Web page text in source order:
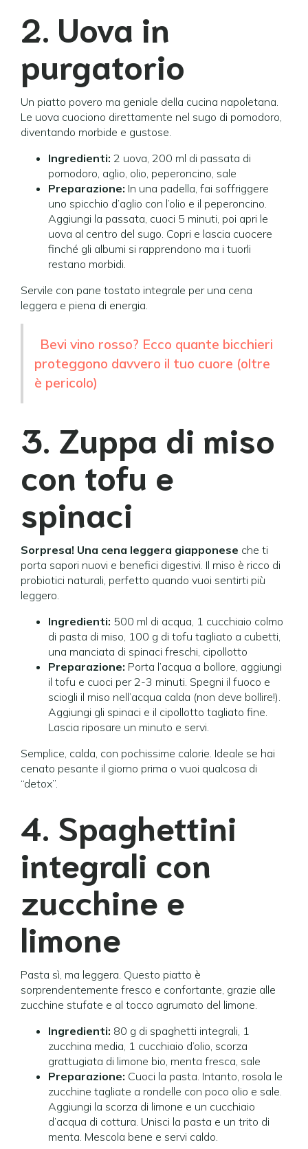
2. Uova in
purgatorio
Un piatto povero ma geniale della cucina napoletana.
Le uova cuociono direttamente nel sugo di pomodoro,
diventando morbide e gustose.
Ingredienti: 2 uova, 200 ml di passata di
pomodoro, aglio, olio, peperoncino, sale
Preparazione: In una padella, fai soffriggere
uno spicchio d’aglio con l’olio e il peperoncino.
Aggiungi la passata, cuoci 5 minuti, poi apri le
uova al centro del sugo. Copri e lascia cuocere
finché gli albumi si rapprendono ma i tuorli
restano morbidi.
Servile con pane tostato integrale per una cena
leggera e piena di energia.
Bevi vino rosso? Ecco quante bicchieri
proteggono davvero il tuo cuore (oltre
è pericolo)
3. Zuppa di miso
con tofu e
spinaci
Sorpresa! Una cena leggera giapponese che ti
porta sapori nuovi e benefici digestivi. Il miso è ricco di
probiotici naturali, perfetto quando vuoi sentirti più
leggero.
Ingredienti: 500 ml di acqua, 1 cucchiaio colmo
di pasta di miso, 100 g di tofu tagliato a cubetti,
una manciata di spinaci freschi, cipollotto
Preparazione: Porta l’acqua a bollore, aggiungi
il tofu e cuoci per 2-3 minuti. Spegni il fuoco e
sciogli il miso nell’acqua calda (non deve bollire!).
Aggiungi gli spinaci e il cipollotto tagliato fine.
Lascia riposare un minuto e servi.
Semplice, calda, con pochissime calorie. Ideale se hai
cenato pesante il giorno prima o vuoi qualcosa di
“detox”.
4. Spaghettini
integrali con
zucchine e
limone
Pasta sì, ma leggera. Questo piatto è
sorprendentemente fresco e confortante, grazie alle
zucchine stufate e al tocco agrumato del limone.
Ingredienti: 80 g di spaghetti integrali, 1
zucchina media, 1 cucchiaio d’olio, scorza
grattugiata di limone bio, menta fresca, sale
Preparazione: Cuoci la pasta. Intanto, rosola le
zucchine tagliate a rondelle con poco olio e sale.
Aggiungi la scorza di limone e un cucchiaio
d’acqua di cottura. Unisci la pasta e un trito di
menta. Mescola bene e servi caldo.